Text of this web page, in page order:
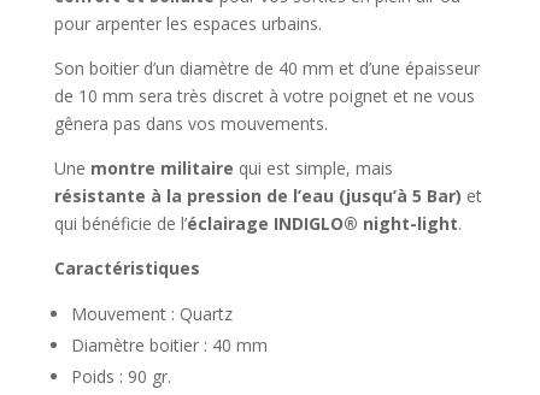
pour arpenter les espaces urbains.
Son boitier d’un diamètre de 40 mm et d’une épaisseur
de 10 mm sera très discret à votre poignet et ne vous
gênera pas dans vos mouvements.
Une montre militaire qui est simple, mais
résistante à la pression de l’eau (jusqu’à 5 Bar) et
qui bénéficie de l’éclairage INDIGLO® night-light.
Caractéristiques
Mouvement : Quartz
Diamètre boitier : 40 mm
Poids : 90 gr.